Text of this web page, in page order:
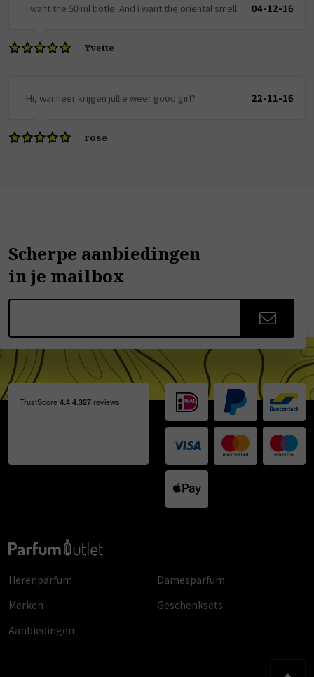
I want the 50 ml botle. And i want the oriental smell 04-12-16
Yvette
Hi, wanneer krijgen jullie weer good girl? 22-11-16
rose
Scherpe aanbiedingen
in je mailbox
Herenparfum
Damesparfum
Merken
Geschenksets
Aanbiedingen